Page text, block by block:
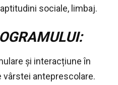
sociale, limbaj.
și interacțiune în
anteprescolare.